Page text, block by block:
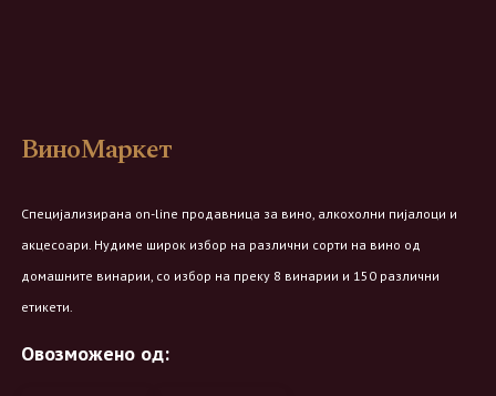
ВиноМаркет
Специјализирана on-line продавница за вино, алкохолни пијалоци и
акцесоари. Нудиме широк избор на различни сорти на вино од
домашните винарии, со избор на преку 8 винарии и 150 различни
етикети.
Овозможено од: